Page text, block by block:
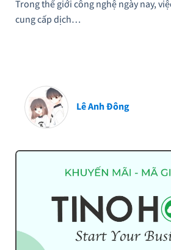
Trong thế giới công nghệ ngày nay,
cung cấp dịch…
Lê Anh Đông